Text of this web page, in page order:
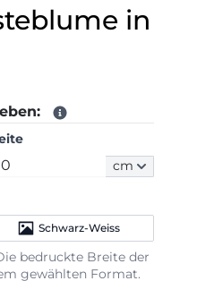
in
cm
Schwarz-Weiss
bedruckte Breite der
gewählten Format.